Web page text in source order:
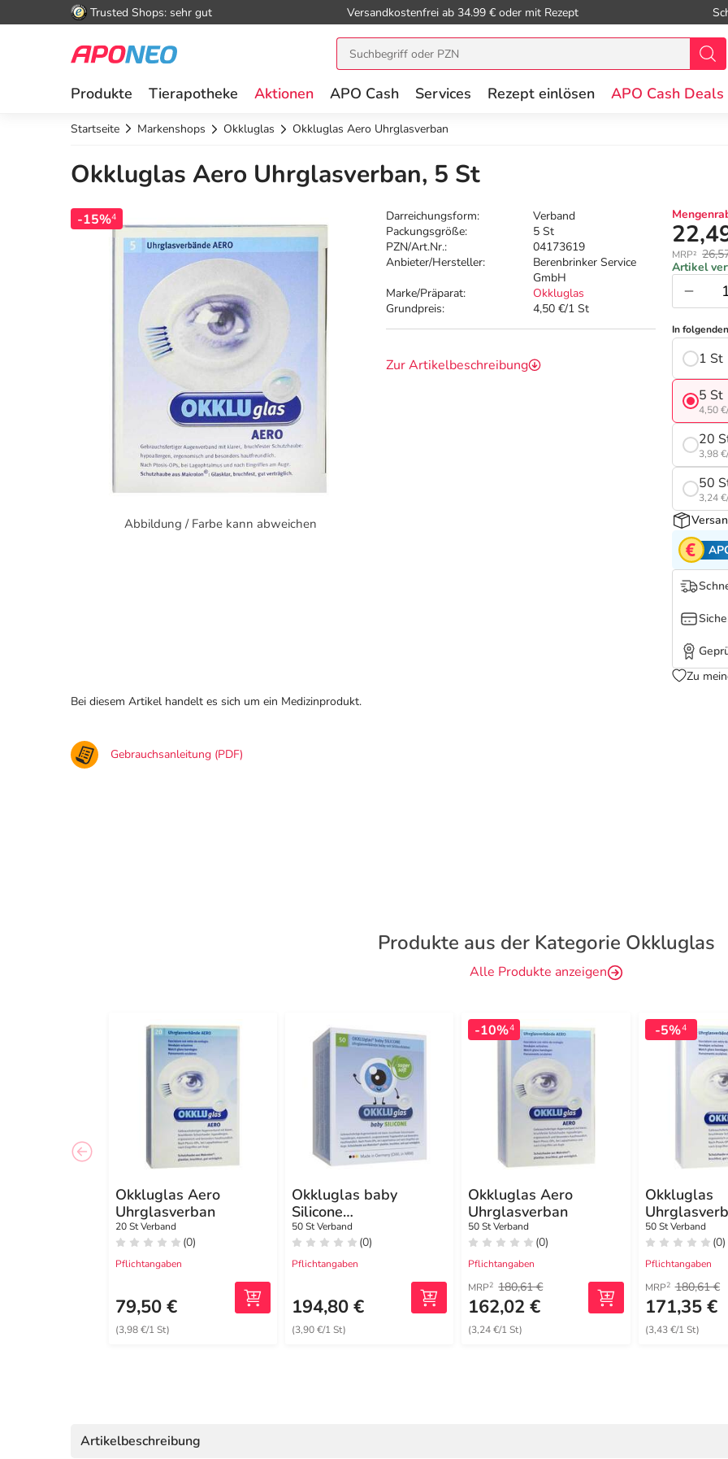
Trusted Shops: sehr gut Versandkostenfrei ab 34.99 € oder mit Rezept
Produkte Tierapotheke Aktionen APO Cash Services Rezept einlösen APO Cash Deals
Startseite Markenshops Okkluglas Okkluglas Aero Uhrglasverban
Okkluglas Aero Uhrglasverban, 5 St
-15%4
Abbildung / Farbe kann abweichen
Darreichungsform:
Verband
Packungsgröße:
5 St
PZN/Art.Nr.:
04173619
Anbieter/Hersteller:
Berenbrinker Service
GmbH
Marke/Präparat:
Okkluglas
Grundpreis:
4,50 €/1 St
Zur Artikelbeschreibung
MRP²
Artikel
In
1 St
5 St
4,50
20
3,98
50
3,24
Zu
Bei diesem Artikel handelt es sich um ein Medizinprodukt.
Gebrauchsanleitung (PDF)
Produkte aus der Kategorie Okkluglas
Alle Produkte anzeigen
Okkluglas Aero
Uhrglasverban
20 St Verband
(0)
Pflichtangaben
79,50 €
(3,98 €/1 St)
Okkluglas baby
Silicone
Uhrglasv.Silikonkleber
50 St Verband
(0)
Pflichtangaben
194,80 €
(3,90 €/1 St)
-10%4
Okkluglas Aero
Uhrglasverban
50 St Verband
(0)
Pflichtangaben
MRP2 180,61 €
162,02 €
(3,24 €/1 St)
-5%4
Okkluglas
50 St Verband
(0)
Pflichtangaben
MRP2 180,61 €
171,35 €
(3,43 €/1 St)
Artikelbeschreibung